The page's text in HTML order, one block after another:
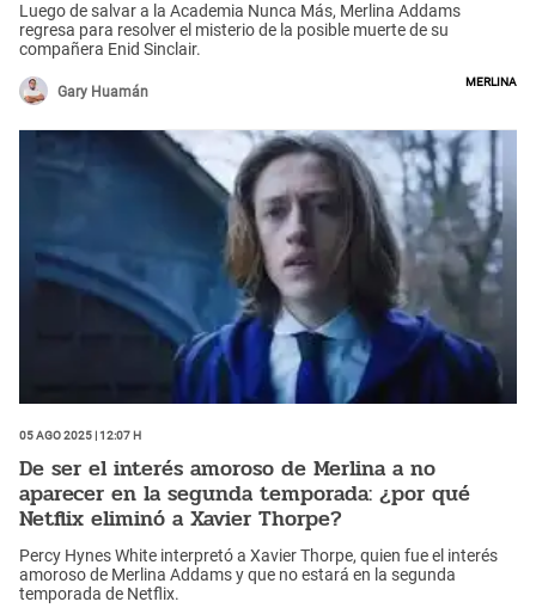
Luego de salvar a la Academia Nunca Más, Merlina Addams
regresa para resolver el misterio de la posible muerte de su
compañera Enid Sinclair.
Gary Huamán
Merlina
05 Ago 2025 | 12:07 h
De ser el interés amoroso de Merlina a no
aparecer en la segunda temporada: ¿por qué
Netflix eliminó a Xavier Thorpe?
Percy Hynes White interpretó a Xavier Thorpe, quien fue el interés
amoroso de Merlina Addams y que no estará en la segunda
temporada de Netflix.